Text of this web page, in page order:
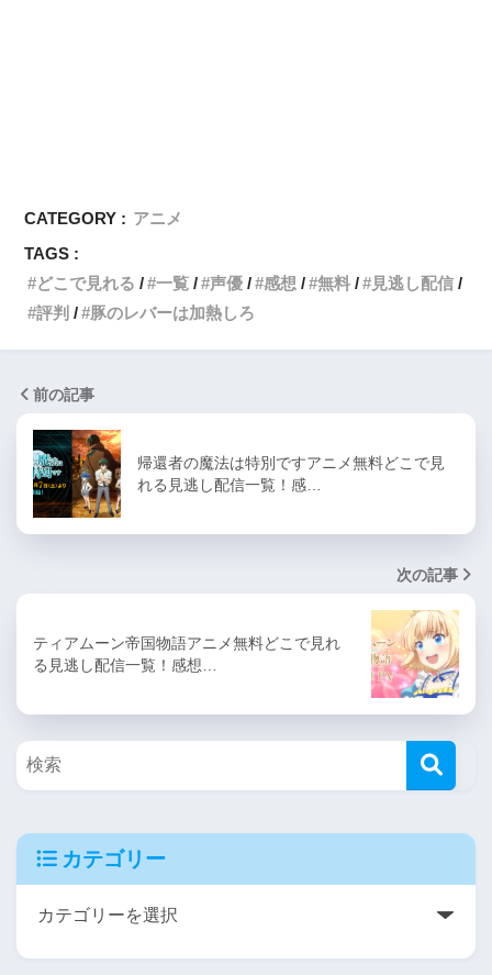
CATEGORY : アニメ
TAGS :
どこで見れる
一覧 声優 感想 無料
見逃し配信
評判
豚のレバーは加熱しろ
前の記事
帰還者の魔法は特別ですアニメ無料どこで見
れる見逃し配信一覧！感…
次の記事
ティアムーン帝国物語アニメ無料どこで見れ
る見逃し配信一覧！感想…
カテゴリー